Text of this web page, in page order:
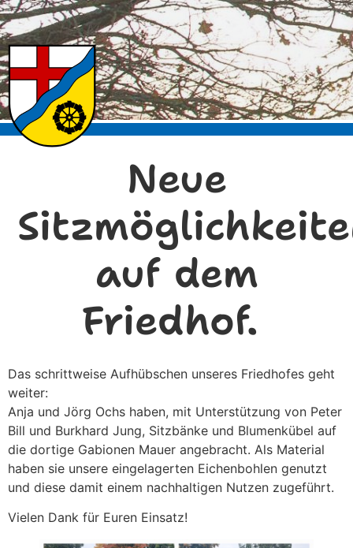
Neue
auf dem
Friedhof.
Das schrittweise Aufhübschen unseres Friedhofes geht
weiter:
Anja und Jörg Ochs haben, mit Unterstützung von Peter
Bill und Burkhard Jung, Sitzbänke und Blumenkübel auf
die dortige Gabionen Mauer angebracht. Als Material
haben sie unsere eingelagerten Eichenbohlen genutzt
und diese damit einem nachhaltigen Nutzen zugeführt.
Vielen Dank für Euren Einsatz!